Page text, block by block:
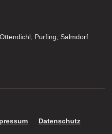
Purfing, Salmdorf
Datenschutz